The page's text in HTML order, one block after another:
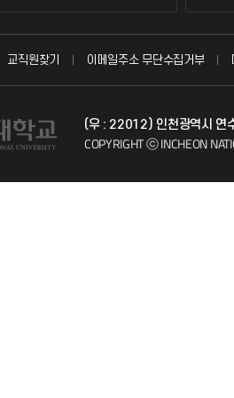
묻고
자주
교직원찾기 이메일주소 무단수집거부
(우 : 22012) 인천광역시 연
COPYRIGHT ⓒ INCHEON